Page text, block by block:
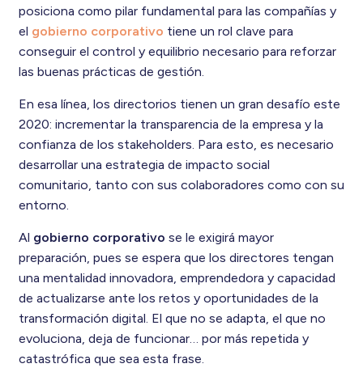
posiciona como pilar fundamental para las compañías y
el gobierno corporativo tiene un rol clave para
conseguir el control y equilibrio necesario para reforzar
las buenas prácticas de gestión.
En esa línea, los directorios tienen un gran desafío este
2020: incrementar la transparencia de la empresa y la
confianza de los stakeholders. Para esto, es necesario
desarrollar una estrategia de impacto social
comunitario, tanto con sus colaboradores como con su
entorno.
Al gobierno corporativo se le exigirá mayor
preparación, pues se espera que los directores tengan
una mentalidad innovadora, emprendedora y capacidad
de actualizarse ante los retos y oportunidades de la
transformación digital. El que no se adapta, el que no
evoluciona, deja de funcionar… por más repetida y
catastrófica que sea esta frase.